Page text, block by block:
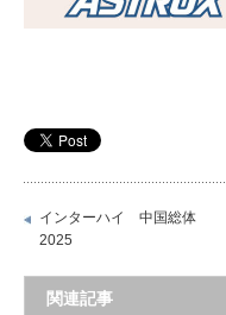
インターハイ 中国総体
2025
関連記事